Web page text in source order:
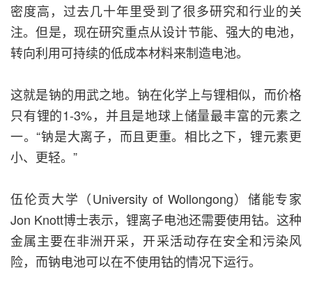
密度高，过去几十年里受到了很多研究和行业的关
注。但是，现在研究重点从设计节能、强大的电池，
转向利用可持续的低成本材料来制造电池。
这就是钠的用武之地。钠在化学上与锂相似，而价格
只有锂的1-3%，并且是地球上储量最丰富的元素之
一。“钠是大离子，而且更重。相比之下，锂元素更
小、更轻。”
伍伦贡大学（University of Wollongong）储能专家
Jon Knott博士表示，锂离子电池还需要使用钴。这种
金属主要在非洲开采，开采活动存在安全和污染风
险，而钠电池可以在不使用钴的情况下运行。